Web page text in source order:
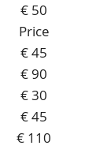
€ 50
Price
€ 45
€ 90
€ 30
€ 45
€ 110